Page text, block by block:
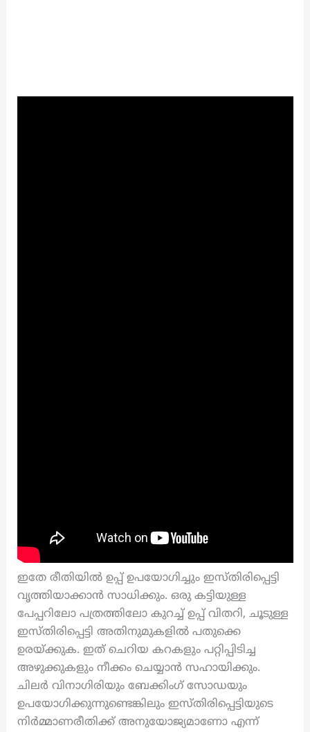
ഇതേ രീതിയിൽ ഉപ്പ് ഉപയോഗിച്ചും ഇസ്തിരിപ്പെട്ടി
വൃത്തിയാക്കാൻ സാധിക്കും. ഒരു കട്ടിയുള്ള
പേപ്പറിലോ പത്രത്തിലോ കുറച്ച് ഉപ്പ് വിതറി, ചൂടുള്ള
ഇസ്തിരിപ്പെട്ടി അതിനുമുകളിൽ പതുക്കെ
ഉരയ്ക്കുക. ഇത് ചെറിയ കറകളും പറ്റിപ്പിടിച്ച
അഴുക്കുകളും നീക്കം ചെയ്യാൻ സഹായിക്കും.
ചിലർ വിനാഗിരിയും ബേക്കിംഗ് സോഡയും
ഉപയോഗിക്കുന്നുണ്ടെങ്കിലും ഇസ്തിരിപ്പെട്ടിയുടെ
നിർമ്മാണരീതിക്ക് അനുയോജ്യമാണോ എന്ന്